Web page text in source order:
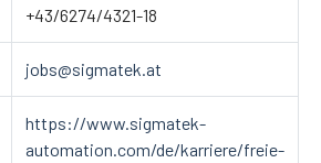
+43/6274/4321-18
jobs@sigmatek.at
https://www.sigmatek-
automation.com/de/karriere/freie-